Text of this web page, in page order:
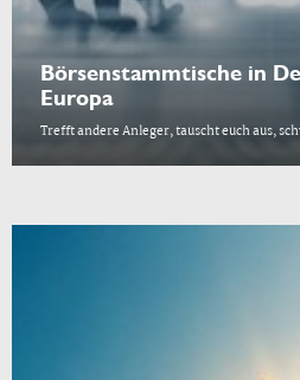
Börsenstammtische in
Europa
Trefft andere Anleger, tauscht euch aus,